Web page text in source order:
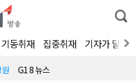
통
합
색
기동취재 집중취재 기자가 달려
G1 8 뉴스